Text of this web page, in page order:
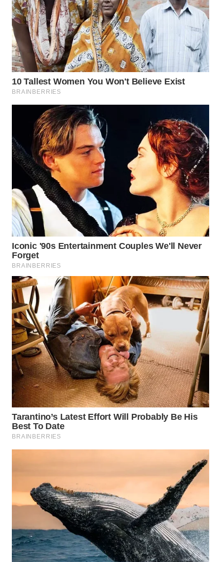
WN
PAKPAK
WN
KARAWANG
WN
BOGOR
WN
DEPOK
WN
TAPANULI
UTARA
WN
SAMOSIR
WN
PADANG
LAWAS
WN
SUMEDANG
WN
CIANJUR
WN
KEPULAUAN
SERIBU
WN
BINJAI
WN
CIREBON